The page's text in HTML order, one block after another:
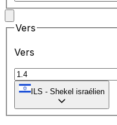
Vers
Vers
ILS - Shekel israélien